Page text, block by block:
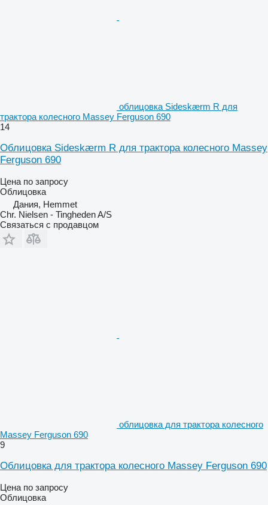
облицовка Sideskærm R для
трактора колесного Massey Ferguson 690
14
Облицовка Sideskærm R для трактора колесного Massey
Ferguson 690
Цена по запросу
Облицовка
Дания, Hemmet
Chr. Nielsen - Tingheden A/S
Связаться с продавцом
облицовка для трактора колесного
Massey Ferguson 690
9
Облицовка для трактора колесного Massey Ferguson 690
Цена по запросу
Облицовка